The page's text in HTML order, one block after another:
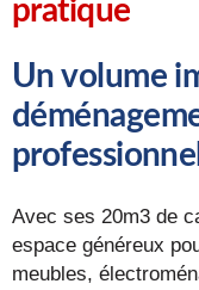
pratique
Un volume
Avec ses 20m3 de
espace généreux
meubles,